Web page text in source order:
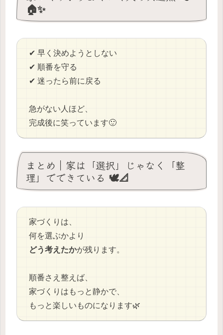
🏠✨
✔ 早く決めようとしない
✔ 順番を守る
✔ 迷ったら前に戻る
急がない人ほど、
完成後に笑っています🙂
まとめ｜家は「選択」じゃなく「整
理」でできている 🕊️📐
家づくりは、
何を選ぶかより
どう考えたかが残ります。
順番さえ整えば、
家づくりはもっと静かで、
もっと楽しいものになります🌿